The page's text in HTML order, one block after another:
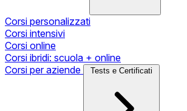
Corsi personalizzati
Corsi intensivi
Corsi online
Corsi ibridi: scuola + online
Corsi per aziende
Tests e Certificati